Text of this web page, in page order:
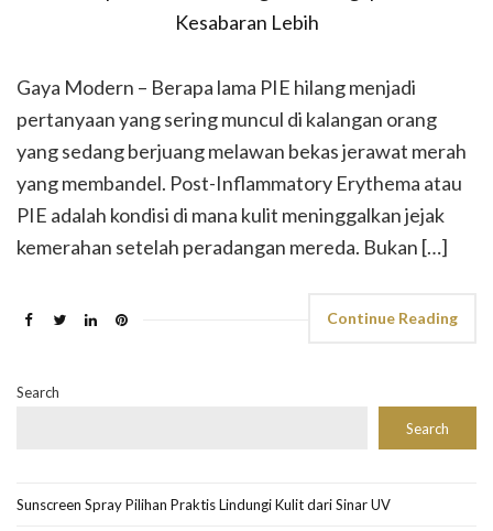
Gaya Modern – Berapa lama PIE hilang menjadi
pertanyaan yang sering muncul di kalangan orang
yang sedang berjuang melawan bekas jerawat merah
yang membandel. Post-Inflammatory Erythema atau
PIE adalah kondisi di mana kulit meninggalkan jejak
kemerahan setelah peradangan mereda. Bukan […]
Continue Reading
Search
Search
Sunscreen Spray Pilihan Praktis Lindungi Kulit dari Sinar UV